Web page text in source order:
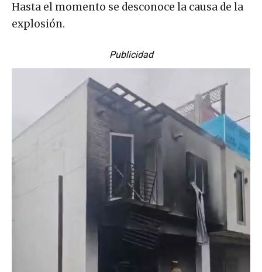
Hasta el momento se desconoce la causa de la
explosión.
Publicidad